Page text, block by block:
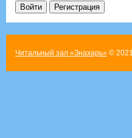
Читальный зал «Знахарь»© 2021